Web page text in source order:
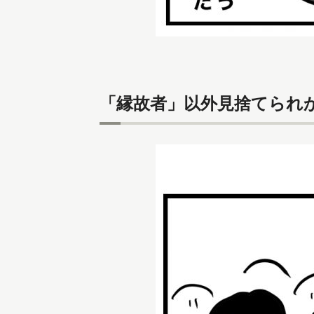
「縁故者」以外見捨てられ